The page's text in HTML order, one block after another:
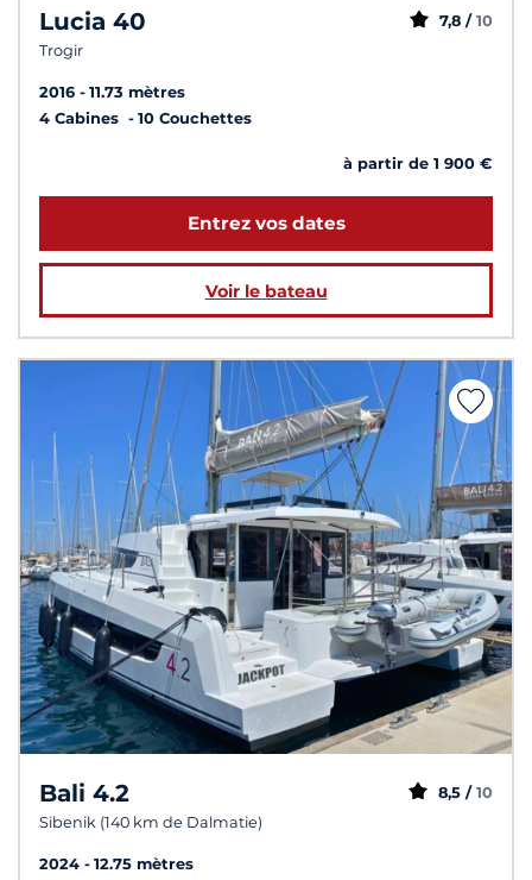
Lucia 40
Trogir
7,8 / 10
2016
11.73 mètres
4 Cabines
10 Couchettes
à partir de 1 900 €
Entrez vos dates
Voir le bateau
Bali 4.2
Sibenik (140 km de Dalmatie)
8,5 / 10
2024 12.75 mètres